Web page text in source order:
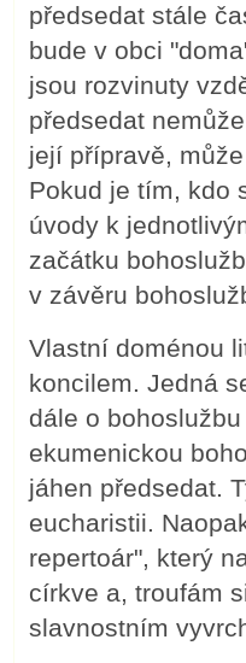
předsedat stále
bude v obci
jsou rozvinuty
předsedat
její přípravě,
Pokud je tím, kdo
úvody k
začátku
v závěru
Vlastní doménou
koncilem. Jedná
dále o
ekumenickou
jáhen předsedat.
eucharistii.
repertoár", který
církve a, troufám
slavnostním